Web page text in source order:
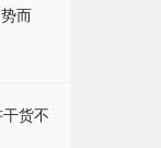
而
货不